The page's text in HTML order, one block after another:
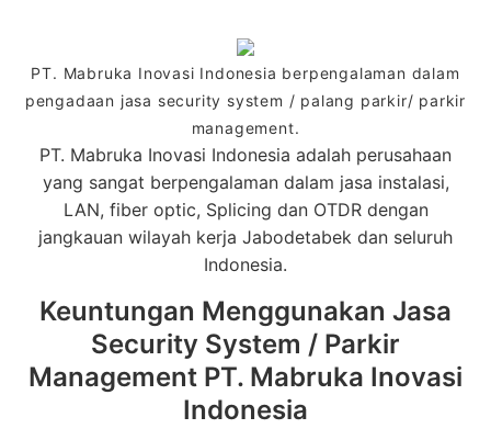
PT. Mabruka Inovasi Indonesia berpengalaman dalam
pengadaan jasa security system / palang parkir/ parkir
management.
PT. Mabruka Inovasi Indonesia adalah perusahaan
yang sangat berpengalaman dalam jasa instalasi,
LAN, fiber optic, Splicing dan OTDR dengan
jangkauan wilayah kerja Jabodetabek dan seluruh
Indonesia.
Keuntungan Menggunakan Jasa
Security System / Parkir
Management PT. Mabruka Inovasi
Indonesia